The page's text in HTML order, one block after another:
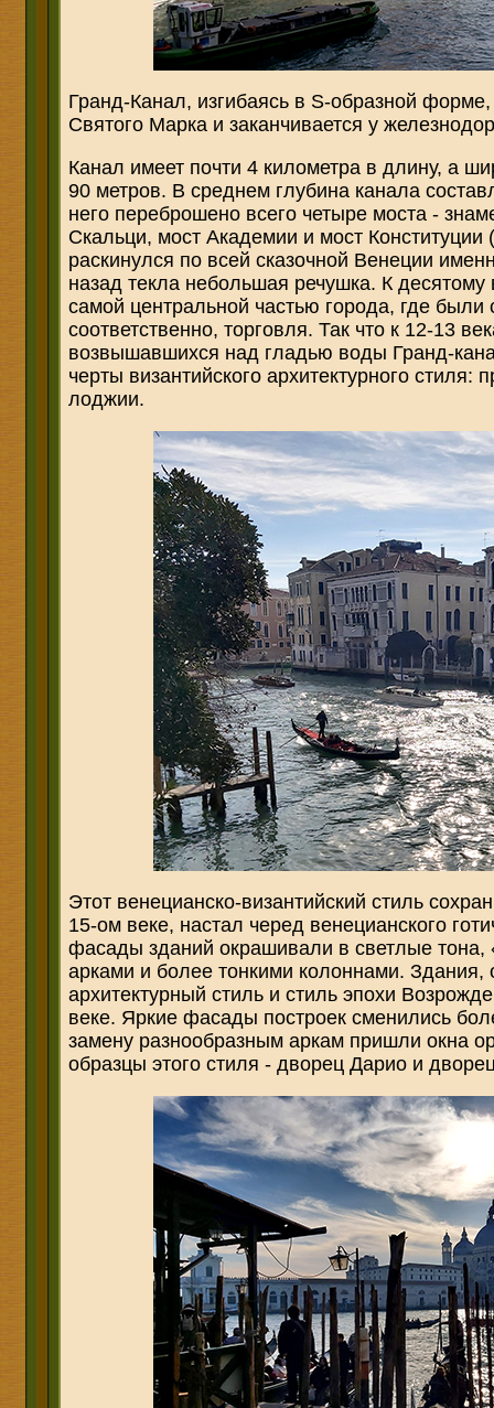
Гранд-Канал, изгибаясь в S-образной
Святого Марка и заканчивается у
Канал имеет почти 4 километра в длину, а
90 метров. В среднем глубина канала
него переброшено всего четыре моста -
Скальци, мост Академии и мост
раскинулся по всей сказочной Венеции
назад текла небольшая речушка. К
самой центральной частью города, где
соответственно, торговля. Так что к 12-13
возвышавшихся над гладью воды Гранд-
черты византийского архитектурного
лоджии.
Этот венецианско-византийский стиль
15-ом веке, настал черед венецианского
фасады зданий окрашивали в светлые тона,
арками и более тонкими колоннами. Здания,
архитектурный стиль и стиль эпохи
веке. Яркие фасады построек сменились
замену разнообразным аркам пришли окна
образцы этого стиля - дворец Дарио и